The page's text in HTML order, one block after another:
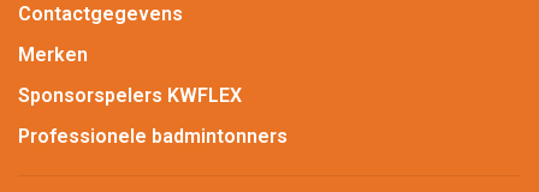
Contactgegevens
Merken
Sponsorspelers KWFLEX
Professionele badmintonners